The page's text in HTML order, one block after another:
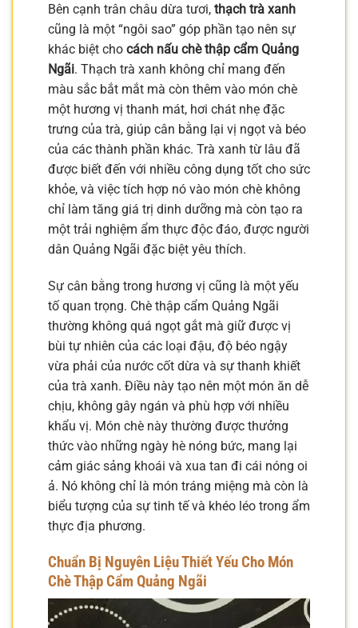
Bên cạnh trân châu dừa tươi, thạch trà xanh
cũng là một “ngôi sao” góp phần tạo nên sự
khác biệt cho cách nấu chè thập cẩm Quảng
Ngãi. Thạch trà xanh không chỉ mang đến
màu sắc bắt mắt mà còn thêm vào món chè
một hương vị thanh mát, hơi chát nhẹ đặc
trưng của trà, giúp cân bằng lại vị ngọt và béo
của các thành phần khác. Trà xanh từ lâu đã
được biết đến với nhiều công dụng tốt cho sức
khỏe, và việc tích hợp nó vào món chè không
chỉ làm tăng giá trị dinh dưỡng mà còn tạo ra
một trải nghiệm ẩm thực độc đáo, được người
dân Quảng Ngãi đặc biệt yêu thích.
Sự cân bằng trong hương vị cũng là một yếu
tố quan trọng. Chè thập cẩm Quảng Ngãi
thường không quá ngọt gắt mà giữ được vị
bùi tự nhiên của các loại đậu, độ béo ngậy
vừa phải của nước cốt dừa và sự thanh khiết
của trà xanh. Điều này tạo nên một món ăn dễ
chịu, không gây ngán và phù hợp với nhiều
khẩu vị. Món chè này thường được thưởng
thức vào những ngày hè nóng bức, mang lại
cảm giác sảng khoái và xua tan đi cái nóng oi
ả. Nó không chỉ là món tráng miệng mà còn là
biểu tượng của sự tinh tế và khéo léo trong ẩm
thực địa phương.
Chuẩn Bị Nguyên Liệu Thiết Yếu Cho Món
Chè Thập Cẩm Quảng Ngãi